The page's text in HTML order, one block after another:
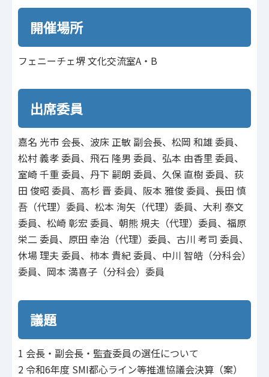
開催場所
フェニーチェ堺 文化交流室A・B
出席委員
嘉名 光市 会長、波床 正敏 副会長、松岡 和雄 委員、
松村 義孝 委員、飛石 隆男 委員、弘本 由香里 委員、
室崎 千重 委員、丹下 嗣朗 委員、久保 直樹 委員、荻
田 俊昭 委員、高杉 晋 委員、阪本 雅俊 委員、長田 慎
吾（代理）委員、松本 洵矢（代理）委員、大利 泰文
委員、松崎 彰宏 委員、朝熊 規夫（代理）委員、福原
栄二 委員、原田 幸治（代理）委員、古川 考司 委員、
休場 理夫 委員、柿本 貴紀 委員、中川 智皓（分科会）
委員、岡本 満喜子（分科会）委員
議題
1 会長・副会長・監査委員の選任について
2 令和6年度 SMI都心ライン等推進協議会決算（案）